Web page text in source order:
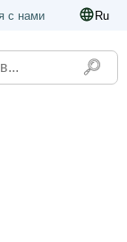
с нами Ru